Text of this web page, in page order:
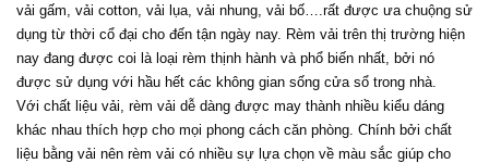
vải gấm, vải cotton, vải lụa, vải nhung, vải bố….rất được ưa chuộng sử
dụng từ thời cổ đại cho đến tận ngày nay. Rèm vải trên thị trường hiện
nay đang được coi là loại rèm thịnh hành và phổ biến nhất, bởi nó
được sử dụng với hầu hết các không gian sống cửa sổ trong nhà.
Với chất liệu vải, rèm vải dễ dàng được may thành nhiều kiểu dáng
khác nhau thích hợp cho mọi phong cách căn phòng. Chính bởi chất
liệu bằng vải nên rèm vải có nhiều sự lựa chọn về màu sắc giúp cho